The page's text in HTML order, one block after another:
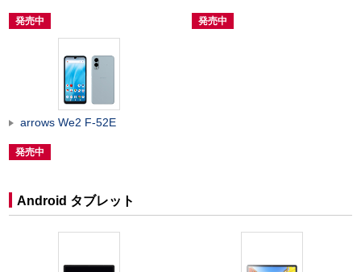
発売中 発売中
arrows We2 F-52E
発売中
Android タブレット